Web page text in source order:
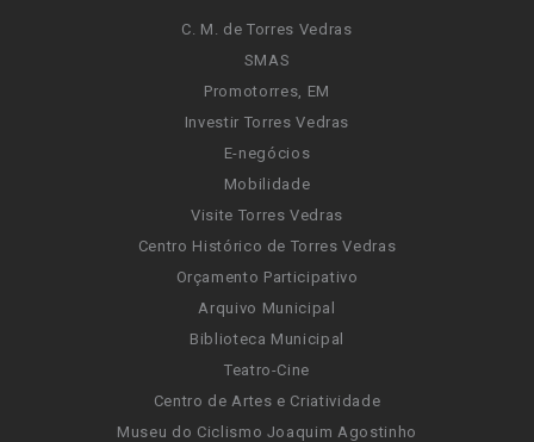
C. M. de Torres Vedras
SMAS
Promotorres, EM
Investir Torres Vedras
E-negócios
Mobilidade
Visite Torres Vedras
Centro Histórico de Torres Vedras
Orçamento Participativo
Arquivo Municipal
Biblioteca Municipal
Teatro-Cine
Centro de Artes e Criatividade
Museu do Ciclismo Joaquim Agostinho